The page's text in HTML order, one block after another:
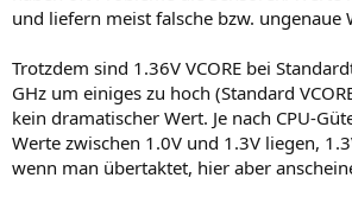
und liefern meist falsche bzw. ungenaue
Trotzdem sind 1.36V VCORE bei
GHz um einiges zu hoch (Standard
kein dramatischer Wert. Je nach CPU-
Werte zwischen 1.0V und 1.3V liegen,
wenn man übertaktet, hier aber